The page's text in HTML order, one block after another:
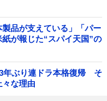
製品が支えている」「パー
紙が報じた“スパイ天国”の
年ぶり連ドラ本格復帰 そ
な理由